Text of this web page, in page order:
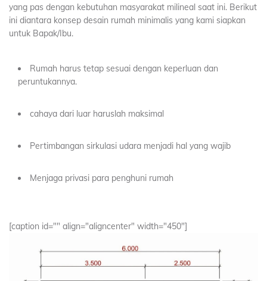
yang pas dengan kebutuhan masyarakat milineal saat ini. Berikut
ini diantara konsep desain rumah minimalis yang kami siapkan
untuk Bapak/Ibu.
Rumah harus tetap sesuai dengan keperluan dan
peruntukannya.
cahaya dari luar haruslah maksimal
Pertimbangan sirkulasi udara menjadi hal yang wajib
Menjaga privasi para penghuni rumah
[caption id="" align="aligncenter" width="450"]